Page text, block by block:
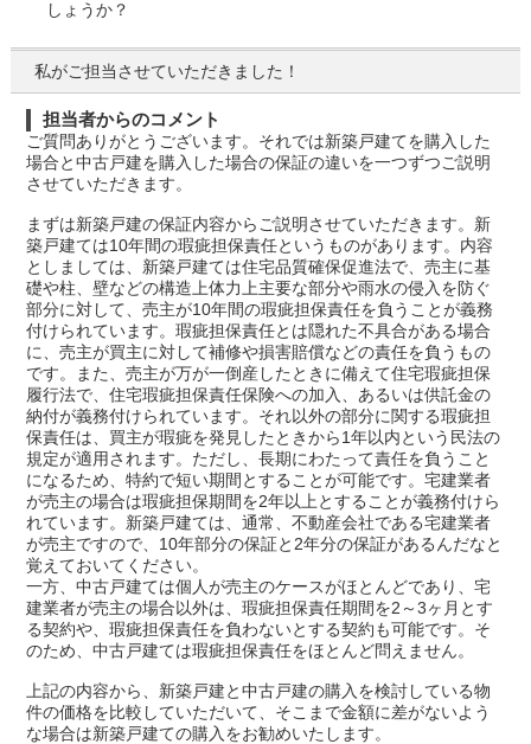
しょうか？
私がご担当させていただきました！
担当者からのコメント
ご質問ありがとうございます。それでは新築戸建てを購入した
場合と中古戸建を購入した場合の保証の違いを一つずつご説明
させていただきます。
まずは新築戸建の保証内容からご説明させていただきます。新
築戸建ては10年間の瑕疵担保責任というものがあります。内容
としましては、新築戸建ては住宅品質確保促進法で、売主に基
礎や柱、壁などの構造上体力上主要な部分や雨水の侵入を防ぐ
部分に対して、売主が10年間の瑕疵担保責任を負うことが義務
付けられています。瑕疵担保責任とは隠れた不具合がある場合
に、売主が買主に対して補修や損害賠償などの責任を負うもの
です。また、売主が万が一倒産したときに備えて住宅瑕疵担保
履行法で、住宅瑕疵担保責任保険への加入、あるいは供託金の
納付が義務付けられています。それ以外の部分に関する瑕疵担
保責任は、買主が瑕疵を発見したときから1年以内という民法の
規定が適用されます。ただし、長期にわたって責任を負うこと
になるため、特約で短い期間とすることが可能です。宅建業者
が売主の場合は瑕疵担保期間を2年以上とすることが義務付けら
れています。新築戸建ては、通常、不動産会社である宅建業者
が売主ですので、10年部分の保証と2年分の保証があるんだなと
覚えておいてください。
一方、中古戸建ては個人が売主のケースがほとんどであり、宅
建業者が売主の場合以外は、瑕疵担保責任期間を2～3ヶ月とす
る契約や、瑕疵担保責任を負わないとする契約も可能です。そ
のため、中古戸建ては瑕疵担保責任をほとんど問えません。
上記の内容から、新築戸建と中古戸建の購入を検討している物
件の価格を比較していただいて、そこまで金額に差がないよう
な場合は新築戸建ての購入をお勧めいたします。